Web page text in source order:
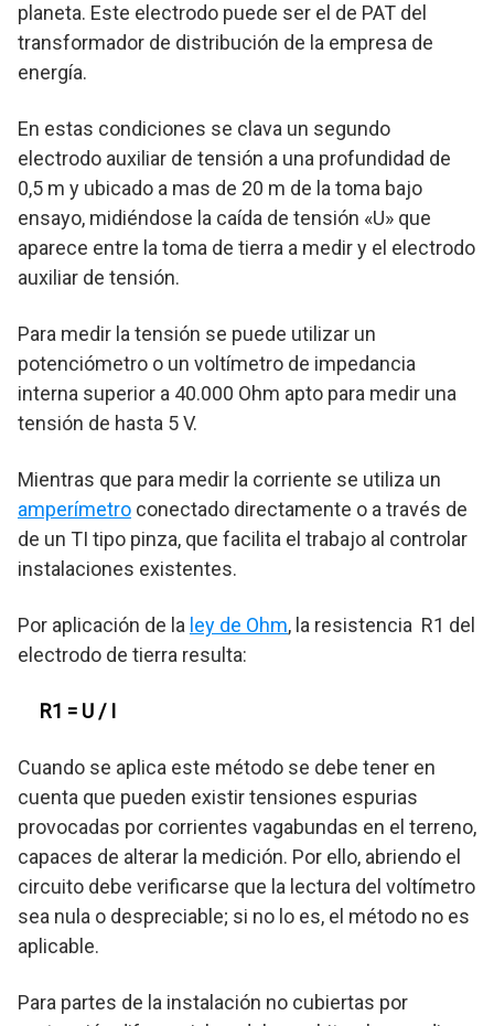
planeta. Este electrodo puede ser el de PAT del
transformador de distribución de la empresa de
energía.
En estas condiciones se clava un segundo
electrodo auxiliar de tensión a una profundidad de
0,5 m y ubicado a mas de 20 m de la toma bajo
ensayo, midiéndose la caída de tensión «U» que
aparece entre la toma de tierra a medir y el electrodo
auxiliar de tensión.
Para medir la tensión se puede utilizar un
potenciómetro o un voltímetro de impedancia
interna superior a 40.000 Ohm apto para medir una
tensión de hasta 5 V.
Mientras que para medir la corriente se utiliza un
amperímetro conectado directamente o a través de
de un TI tipo pinza, que facilita el trabajo al controlar
instalaciones existentes.
Por aplicación de la ley de Ohm, la resistencia R1 del
electrodo de tierra resulta:
R1 = U / I
Cuando se aplica este método se debe tener en
cuenta que pueden existir tensiones espurias
provocadas por corrientes vagabundas en el terreno,
capaces de alterar la medición. Por ello, abriendo el
circuito debe verificarse que la lectura del voltímetro
sea nula o despreciable; si no lo es, el método no es
aplicable.
Para partes de la instalación no cubiertas por